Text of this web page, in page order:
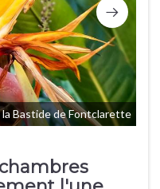
Bastide de Fontclarette